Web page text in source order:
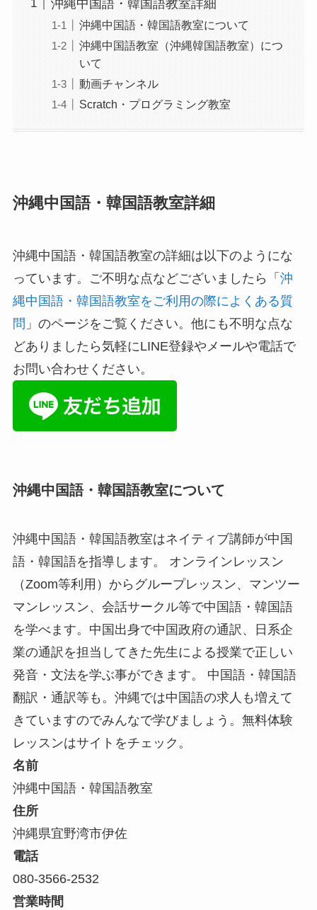
沖縄中国語・韓国語教室詳細
沖縄中国語・韓国語教室について
沖縄中国語教室（沖縄韓国語教室）につ
いて
動画チャンネル
Scratch・プログラミング教室
沖縄中国語・韓国語教室詳細
沖縄中国語・韓国語教室の詳細は以下のようにな
っています。ご不明な点などございましたら「 沖
縄中国語・韓国語教室をご利用の際によくある質
問 」のページをご覧ください。他にも不明な点な
どありましたら気軽にLINE登録やメールや電話で
お問い合わせください。
沖縄中国語・韓国語教室について
沖縄中国語・韓国語教室はネイティブ講師が中国
語・韓国語を指導します。 オンラインレッスン
（Zoom等利用）からグループレッスン、マンツー
マンレッスン、会話サークル等で中国語・韓国語
を学べます。中国出身で中国政府の通訳、日系企
業の通訳を担当してきた先生による授業で正しい
発音・文法を学ぶ事ができます。 中国語・韓国語
翻訳・通訳等も。沖縄では中国語の求人も増えて
きていますのでみんなで学びましょう。無料体験
レッスンはサイトをチェック。
名前
沖縄中国語・韓国語教室
住所
沖縄県宜野湾市伊佐
電話
080-3566-2532
営業時間